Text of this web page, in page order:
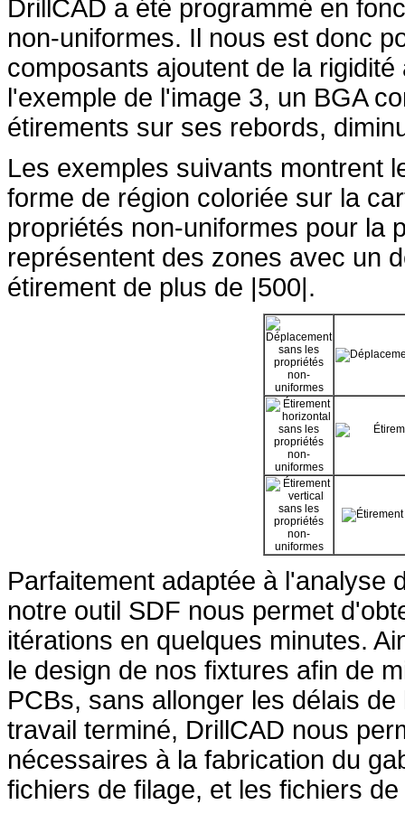
DrillCAD a été programmé en
non-uniformes. Il nous est donc
composants ajoutent de la
l'exemple de l'image 3, un BGA
étirements sur ses rebords,
Les exemples suivants montrent
forme de région coloriée sur la
propriétés non-uniformes pour la
représentent des zones avec un
étirement de plus de |500|.
Parfaitement adaptée à l'analyse
notre outil SDF nous permet
itérations en quelques minutes.
le design de nos fixtures afin de
PCBs, sans allonger les délais
travail terminé, DrillCAD nous
nécessaires à la fabrication du
fichiers de filage, et les fichiers